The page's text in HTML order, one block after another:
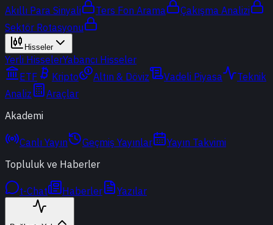
Akıllı Para Sinyali
Ters Fon Arama
Çakışma Analizi
Sektör Rotasyonu
Hisseler
Yerli HisselerYabancı Hisseler
ETF
Kripto Altın & Döviz Vadeli Piyasa
Teknik
Analiz
Araçlar
Akademi
Canlı Yayın Geçmiş Yayınlar
Yayın Takvimi
Topluluk ve Haberler
t-Chat Haberler Yazılar